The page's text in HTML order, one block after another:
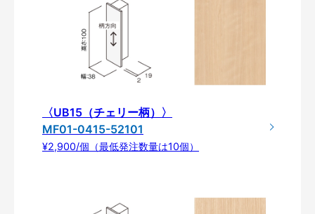
〈UB15（チェリー柄）〉
MF01-0415-52101
¥2,900/個（最低発注数量は10個）